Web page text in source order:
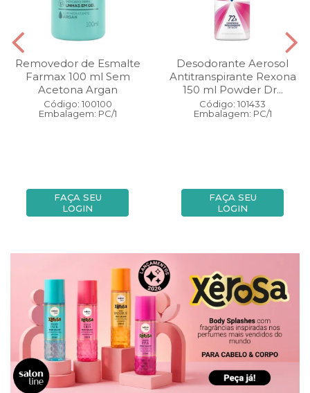
Removedor de Esmalte
Farmax 100 ml Sem
Acetona Argan
Código: 100100
Embalagem: PC/1
FAÇA SEU
LOGIN
Desodorante Aerosol
Antitranspirante Rexona
150 ml Powder Dr...
Código: 101433
Embalagem: PC/1
FAÇA SEU
LOGIN